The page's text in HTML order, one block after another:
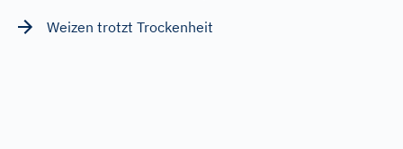
Weizen trotzt Trockenheit